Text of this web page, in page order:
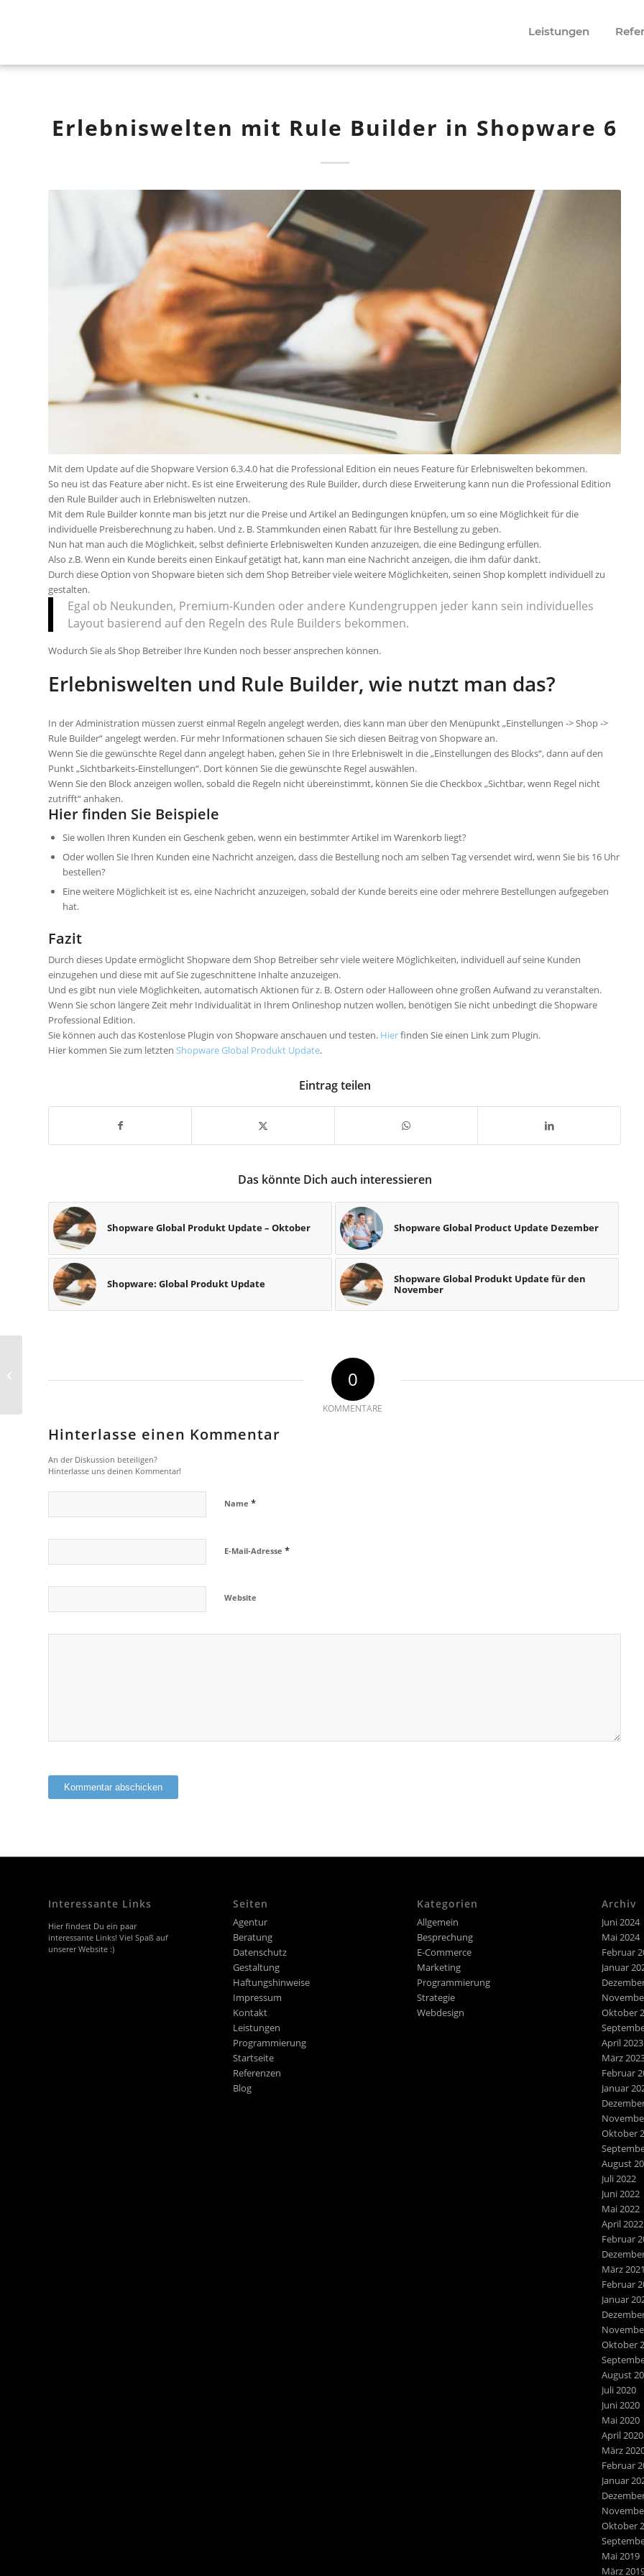
Leistungen
Erlebniswelten mit Rule Builder in Shopware 6
Mit dem Update auf die Shopware Version 6.3.4.0 hat die Professional Edition ein neues Feature für Erlebniswelten bekommen.
So neu ist das Feature aber nicht. Es ist eine Erweiterung des Rule Builder, durch diese Erweiterung kann nun die Professional Edition
den Rule Builder auch in Erlebniswelten nutzen.
Mit dem Rule Builder konnte man bis jetzt nur die Preise und Artikel an Bedingungen knüpfen, um so eine Möglichkeit für die
individuelle Preisberechnung zu haben. Und z. B.Stammkunden einen Rabatt für Ihre Bestellung zu geben.
Nun hat man auch die Möglichkeit, selbstdefinierte Erlebniswelten Kunden anzuzeigen, dieeine Bedingung erfüllen.
Also z.B. Wenn ein Kunde bereits einen Einkauf getätigt hat, kann man eine Nachrichtanzeigen, die ihm dafürdankt.
Durch diese Option von Shopware bieten sich dem Shop Betreiber viele weitere Möglichkeiten, seinen Shop komplett individuellzu
gestalten.
Egal ob Neukunden, Premium-Kunden oder andere Kundengruppen jeder kann sein individuelles
Layout basierend auf den Regeln des Rule Builders bekommen.
Wodurch Sie als Shop Betreiber Ihre Kunden noch besser ansprechen können.
Erlebniswelten und Rule Builder, wie nutzt man das?
In der Administration müssen zuerst einmal Regeln angelegt werden, dies kann man über den Menüpunkt „Einstellungen -> Shop ->
Rule Builder“ angelegt werden. Für mehr Informationen schauen Sie sich diesen Beitrag von Shopware an.
Wenn Sie die gewünschte Regel dann angelegt haben, gehen Sie in Ihre Erlebniswelt in die „Einstellungen des Blocks“, dann auf den
Punkt „Sichtbarkeits-Einstellungen“. Dort können Sie die gewünschte Regel auswählen.
Wenn Sie den Block anzeigen wollen, sobald die Regeln nicht übereinstimmt, können Sie die Checkbox „Sichtbar, wenn Regel nicht
zutrifft“ anhaken.
Hier finden Sie Beispiele
Sie wollen Ihren Kunden ein Geschenk geben, wenn ein bestimmter Artikel im Warenkorb liegt?
Oder wollen Sie Ihren Kunden eine Nachricht anzeigen, dass die Bestellung noch am selben Tag versendetwird, wenn Sie bis 16 Uhr
bestellen?
Eine weitere Möglichkeit istes, eine Nachrichtanzuzeigen, sobald der Kunde bereits eine oder mehrere Bestellungen aufgegeben
hat.
Fazit
Durch dieses Update ermöglicht Shopware dem Shop Betreiber sehr viele weitere Möglichkeiten, individuellauf seine Kunden
einzugehen und diese mit auf Sie zugeschnittene Inhalte anzuzeigen.
Und es gibt nun viele Möglichkeiten, automatisch Aktionen fürz. B.Ostern oder Halloween ohne großen Aufwand zu veranstalten.
Wenn Sie schon längere Zeit mehr Individualität in Ihrem Onlineshop nutzen wollen, benötigen Sie nicht unbedingt die Shopware
Professional Edition.
Sie können auch das Kostenlose Plugin von Shopware anschauen und testen. Hierfinden Sie einen Link zum Plugin.
Hier kommen Sie zum letzten Shopware Global Produkt Update.
Eintrag teilen
Das könnte Dich auch interessieren
Shopware Global Produkt Update – Oktober Shopware Global Product Update Dezember
Shopware: Global Produkt Update
Shopware Global Produkt Update für den
November
0
KOMMENTARE
Hinterlasse einen Kommentar
An der Diskussion beteiligen?
Hinterlasse uns deinen Kommentar!
Name *
E-Mail-Adresse *
Website
Interessante Links
Hier findest Du ein paar
interessante Links! Viel Spaß auf
unserer Website :)
Seiten
Agentur
Beratung
Datenschutz
Gestaltung
Haftungshinweise
Impressum
Kontakt
Leistungen
Programmierung
Startseite
Referenzen
Blog
Kategorien
Allgemein
Besprechung
E-Commerce
Marketing
Programmierung
Strategie
Webdesign
Archiv
Juni 2024
Mai 2024
Februar
Januar
Oktober
April 2023
März
Februar
Januar
Oktober
August
Juli 2022
Juni 2022
Mai 2022
April 2022
Februar
März 2021
Februar
Januar
Oktober
August
Juli 2020
Juni 2020
Mai 2020
April 2020
März
Februar
Januar
Oktober
Mai 2019
März